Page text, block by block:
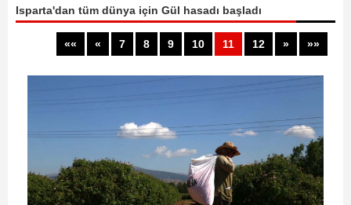
Isparta'dan tüm dünya için Gül hasadı başladı
«« « 7 8 9 10 11 12 » »»